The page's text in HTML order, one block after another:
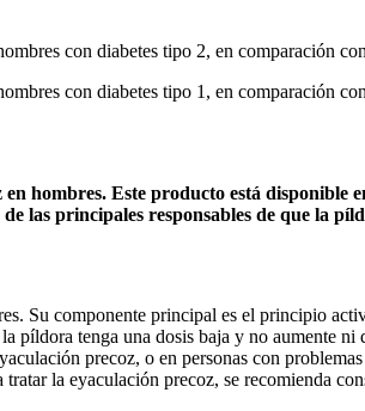
con diabetes tipo 2, en comparación
con diabetes tipo 1, en comparación
hombres. Este producto está disponible
las principales responsables de que la
Su componente principal es el principio
píldora tenga una dosis baja y no aumente
precoz, o en personas con
la eyaculación precoz, se recomienda